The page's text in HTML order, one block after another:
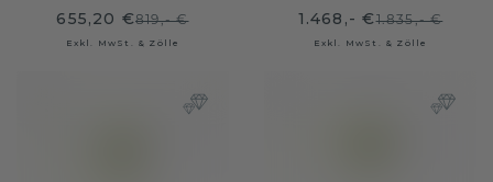
655,20 €819,- €
Exkl. MwSt. & Zölle
1.468,- €1.835,- €
Exkl. MwSt. & Zölle